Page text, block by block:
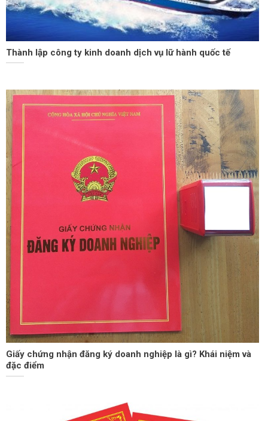
Thành lập công ty kinh doanh dịch vụ lữ hành quốc tế
Giấy chứng nhận đăng ký doanh nghiệp là gì? Khái niệm và
đặc điểm